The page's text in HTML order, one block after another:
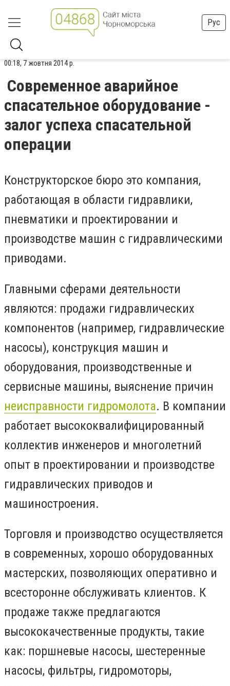
Рус
00:18, 7 жовтня 2014 р.
Современное аварийное
спасательное оборудование -
залог успеха спасательной
операции
Конструкторское бюро это компания,
работающая в области гидравлики,
пневматики и проектировании и
производстве машин с гидравлическими
приводами.
Главными сферами деятельности
являются: продажи гидравлических
компонентов (например, гидравлические
насосы), конструкция машин и
оборудования, производственные и
сервисные машины, выяснение причин
неисправности гидромолота. В компании
работает высококвалифицированный
коллектив инженеров и многолетний
опыт в проектировании и производстве
гидравлических приводов и
машиностроения.
Торговля и производство осуществляется
в современных, хорошо оборудованных
мастерских, позволяющих оперативно и
всесторонне обслуживать клиентов. К
продаже также предлагаются
высококачественные продукты, такие
как: поршневые насосы, шестеренные
насосы, фильтры, гидромоторы,